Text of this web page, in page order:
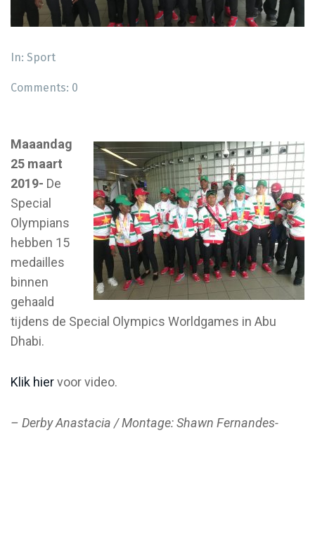
In: Sport
Comments: 0
Maaandag
25 maart
2019- De
Special
Olympians
hebben 15
medailles
binnen
gehaald
tijdens de Special Olympics Worldgames in Abu
Dhabi.
Klik hiervoor video.
– Derby Anastacia / Montage: Shawn Fernandes-